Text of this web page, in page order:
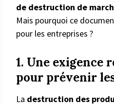
de destruction de
Mais pourquoi ce
pour les entreprises ?
1. Une exigence
pour prévenir
La destruction des